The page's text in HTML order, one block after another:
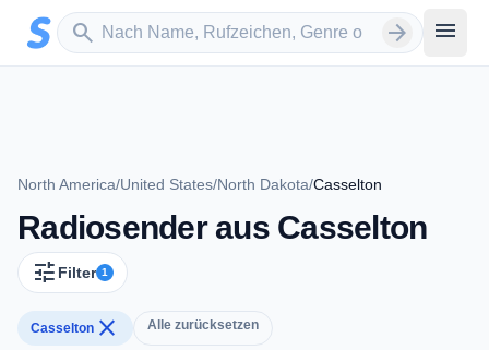
Zum Hauptinhalt springen
search
Sender suchen arrow_forward menu
North America/United States/North Dakota/Casselton
Radiosender aus Casselton
tune Filter 1
Casselton close Alle zurücksetzen